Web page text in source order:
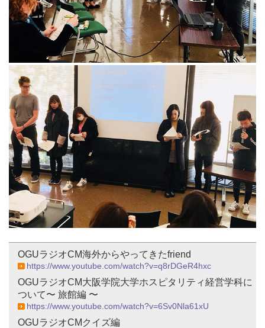
OGUラジオCM海外からやってきたfriend
https://www.youtube.com/watch?v=q8rDGeR4hxc
OGUラジオCM大阪学院大学ホスピタリティ経営学科に
ついて〜 旅館編 〜
https://www.youtube.com/watch?v=6Sv0Nla61xU
OGUラジオCMクイズ編